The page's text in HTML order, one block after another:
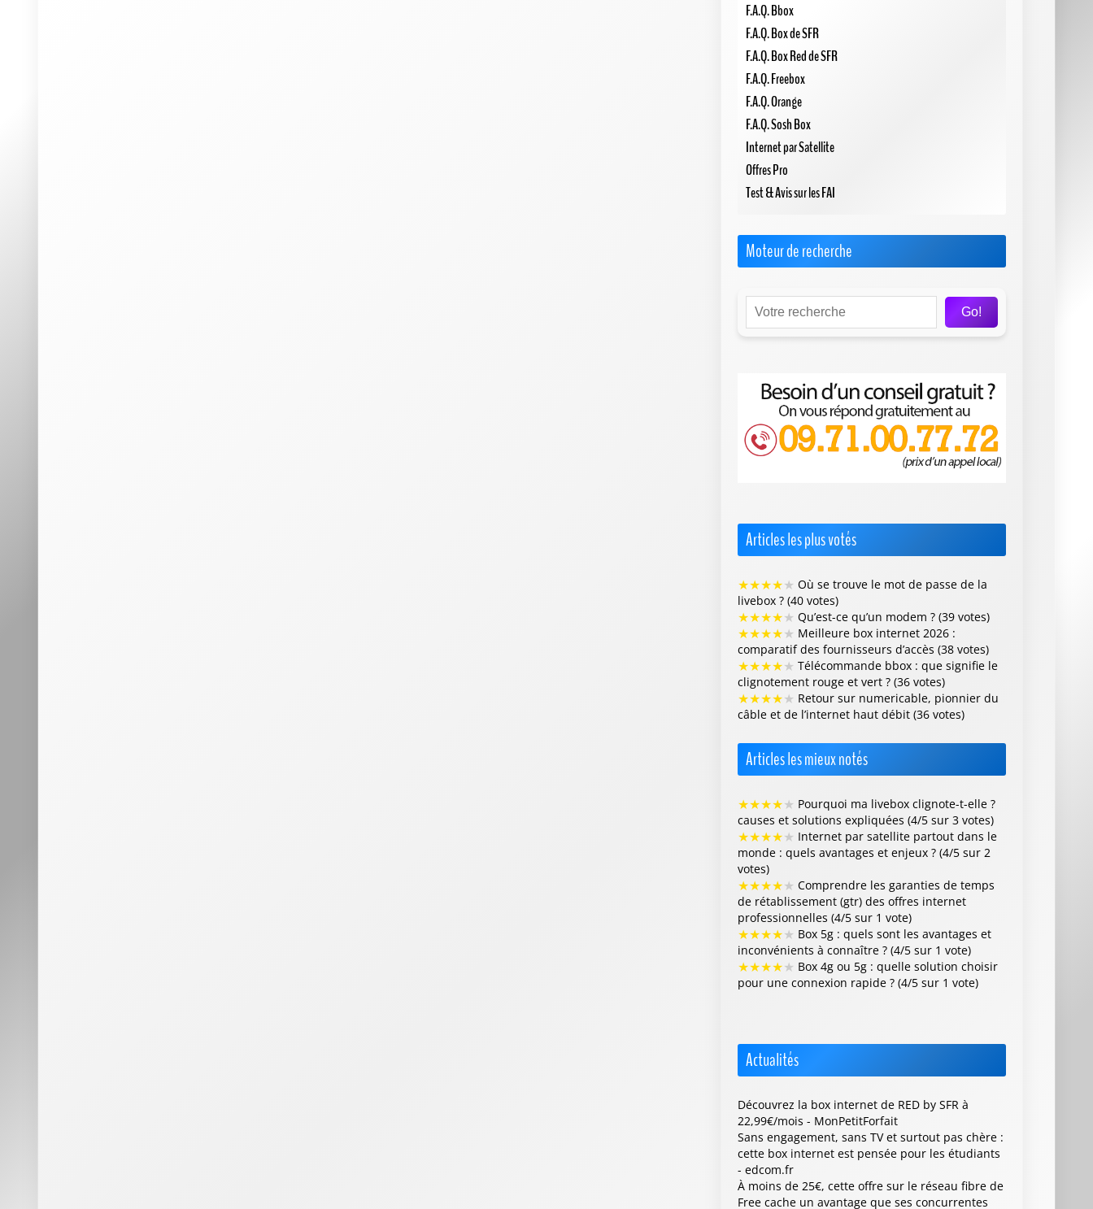
F.A.Q. Bbox
F.A.Q. Box de SFR
F.A.Q. Box Red de SFR
F.A.Q. Freebox
F.A.Q. Orange
F.A.Q. Sosh Box
Internet par Satellite
Offres Pro
Test & Avis sur les FAI
Moteur de recherche
Go!
Articles les plus votés
★★★★★ Où se trouve le mot de passe de la
livebox ? (40 votes)
★★★★★ Qu’est-ce qu’un modem ? (39 votes)
★★★★★ Meilleure box internet 2026 :
comparatif des fournisseurs d’accès (38 votes)
★★★★★ Télécommande bbox : que signifie le
clignotement rouge et vert ? (36 votes)
★★★★★ Retour sur numericable, pionnier du
câble et de l’internet haut débit (36 votes)
Articles les mieux notés
★★★★★ Pourquoi ma livebox clignote-t-elle ?
causes et solutions expliquées (4/5 sur 3 votes)
★★★★★ Internet par satellite partout dans le
monde : quels avantages et enjeux ? (4/5 sur 2
votes)
★★★★★ Comprendre les garanties de temps
de rétablissement (gtr) des offres internet
professionnelles (4/5 sur 1 vote)
★★★★★ Box 5g : quels sont les avantages et
inconvénients à connaître ? (4/5 sur 1 vote)
★★★★★ Box 4g ou 5g : quelle solution choisir
pour une connexion rapide ? (4/5 sur 1 vote)
Actualités
Découvrez la box internet de RED by SFR à
22,99€/mois - MonPetitForfait
Sans engagement, sans TV et surtout pas chère :
cette box internet est pensée pour les étudiants
- edcom.fr
À moins de 25€, cette offre sur le réseau fibre de
Free cache un avantage que ses concurrentes